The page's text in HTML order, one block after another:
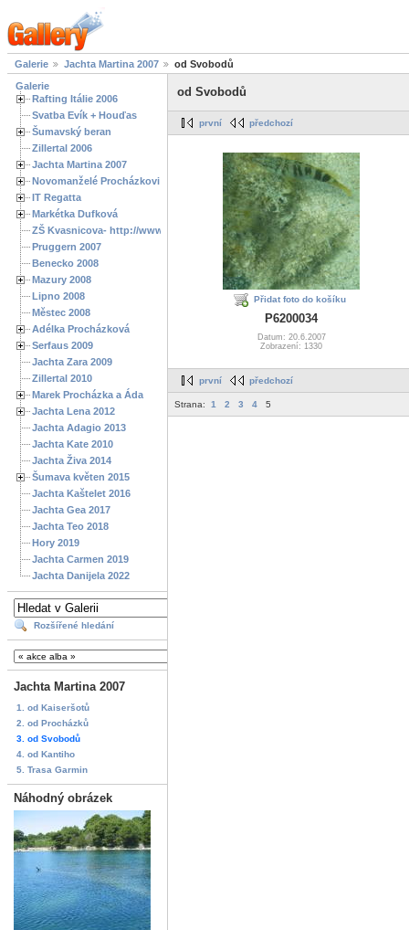
Galerie Jachta Martina 2007
od Svobodů
Galerie
Rafting Itálie 2006
Svatba Evík + Houďas
Šumavský beran
Zillertal 2006
Jachta Martina 2007
Novomanželé Procházkovi
IT Regatta
Markétka Dufková
ZŠ Kvasnicova- http://www.spoluzaci.cz/285525
Pruggern 2007
Benecko 2008
Mazury 2008
Lipno 2008
Městec 2008
Adélka Procházková
Serfaus 2009
Jachta Zara 2009
Zillertal 2010
Marek Procházka a Áda
Jachta Lena 2012
Jachta Adagio 2013
Jachta Kate 2010
Jachta Živa 2014
Šumava květen 2015
Jachta Kaštelet 2016
Jachta Gea 2017
Jachta Teo 2018
Hory 2019
Jachta Carmen 2019
Jachta Danijela 2022
Rozšířené hledání
Jachta Martina 2007
1. od Kaiseršotů
2. od Procházků
3. od Svobodů
4. od Kantiho
5. Trasa Garmin
Náhodný obrázek
od Svobodů
první předchozí
Přidat foto do košíku
P6200034
Datum: 20.6.2007
Zobrazení: 1330
první předchozí
Strana: 1 2 3 4 5